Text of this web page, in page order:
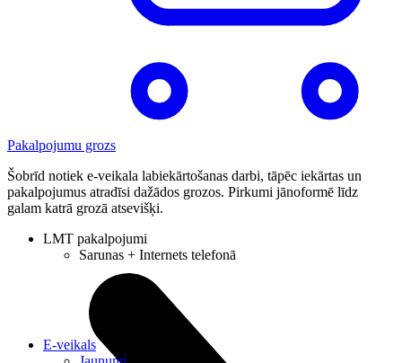
Pakalpojumu grozs
Šobrīd notiek e-veikala labiekārtošanas darbi, tāpēc iekārtas un
pakalpojumus atradīsi dažādos grozos. Pirkumi jānoformē līdz
galam katrā grozā atsevišķi.
LMT pakalpojumi
Sarunas + Internets telefonā
E-veikals